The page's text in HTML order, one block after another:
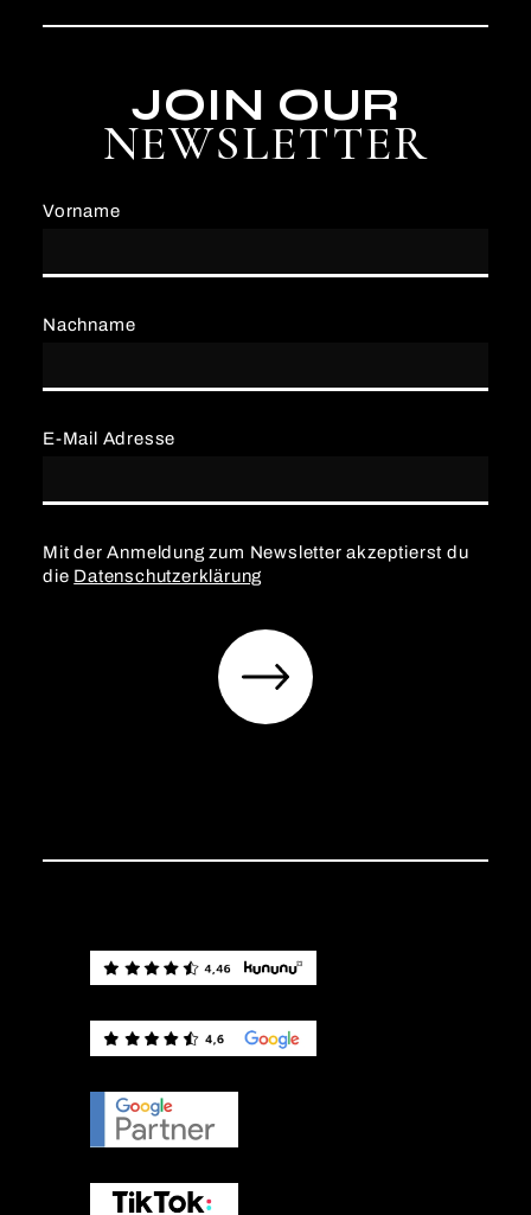
JOIN OUR
NEWSLETTER
Vorname
E-Mail Adresse
Nachname
Mit der Anmeldung zum Newsletter akzeptierst du
die Datenschutzerklärung